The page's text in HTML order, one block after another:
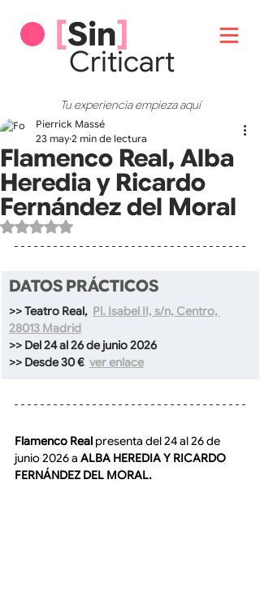
[Sin]
Criticart
Tu experiencia empieza aquí
Flamenco Real, Alba
Heredia y Ricardo
Fernández del Moral
Pierrick Massé
23 may 2 min de lectura
Obtuvo NaN de 5 estrellas.
DATOS PRÁCTICOS
>> Teatro Real, Pl. Isabel II, s/n, Centro,
28013 Madrid
>> Del 24 al 26 de junio 2026
>> Desde 30 € ver enlace
Flamenco Real presenta del 24 al 26 de
junio 2026 a ALBA HEREDIA Y RICARDO
FERNÁNDEZ DEL MORAL.